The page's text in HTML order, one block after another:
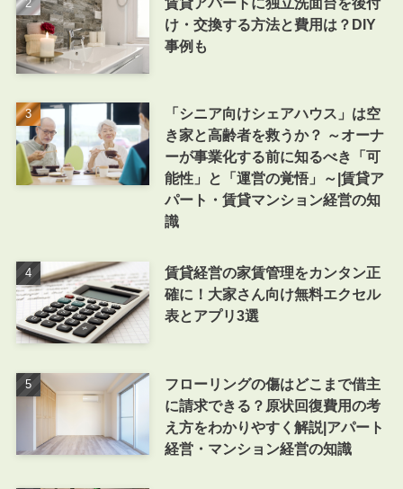
け・交換する方法と費用は？DIY
事例も
「シニア向けシェアハウス」は空
き家と高齢者を救うか？ ～オーナ
ーが事業化する前に知るべき「可
能性」と「運営の覚悟」～|賃貸ア
パート・賃貸マンション経営の知
識
賃貸経営の家賃管理をカンタン正
確に！大家さん向け無料エクセル
表とアプリ3選
フローリングの傷はどこまで借主
に請求できる？原状回復費用の考
え方をわかりやすく解説|アパート
経営・マンション経営の知識